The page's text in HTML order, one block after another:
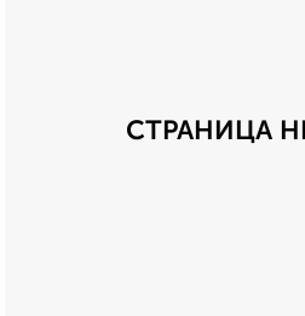
СТРАНИЦА